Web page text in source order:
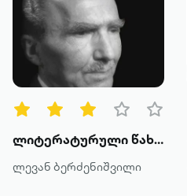
ლიტერატურული წახნაგები: ნიკოს კაზანძაკისის "უკანასკნელი ცდუნება"
ლევან ბერძენიშვილი